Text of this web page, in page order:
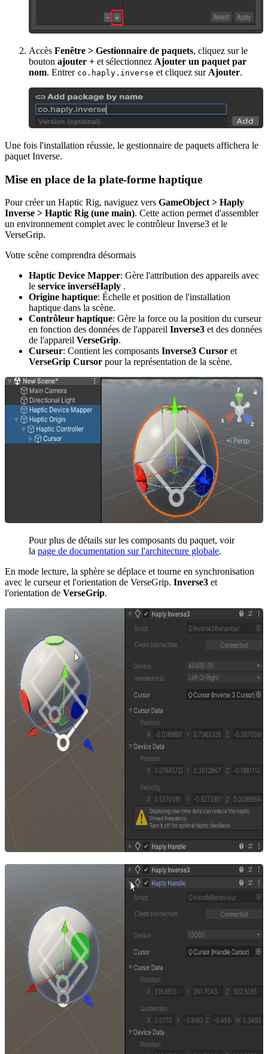
Accès Fenêtre > Gestionnaire de paquets, cliquez sur le
bouton ajouter + et sélectionnez Ajouter un paquet par
nom. Entrer co.haply.inverse et cliquez sur Ajouter.
Une fois l'installation réussie, le gestionnaire de paquets affichera le
paquet Inverse.
Mise en place de la plate-forme haptique
Pour créer un Haptic Rig, naviguez vers GameObject > Haply
Inverse > Haptic Rig (une main). Cette action permet d'assembler
un environnement complet avec le contrôleur Inverse3 et le
VerseGrip.
Votre scène comprendra désormais
Haptic Device Mapper: Gère l'attribution des appareils avec
le service inverséHaply .
Origine haptique: Échelle et position de l'installation
haptique dans la scène.
Contrôleur haptique: Gère la force ou la position du curseur
en fonction des données de l'appareil Inverse3 et des données
de l'appareil VerseGrip.
Curseur: Contient les composants Inverse3 Cursor et
VerseGrip Cursor pour la représentation de la scène.
Pour plus de détails sur les composants du paquet, voir
la page de documentation sur l'architecture globale.
En mode lecture, la sphère se déplace et tourne en synchronisation
avec le curseur et l'orientation de VerseGrip. Inverse3 et
l'orientation de VerseGrip.